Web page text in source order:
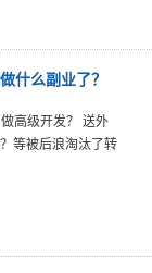
什么副业了？
高级开发？ 送外
等被后浪淘汰了转